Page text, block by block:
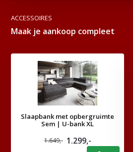
ACCESSOIRES
Maak je aankoop compleet
Slaapbank met opbergruimte
Sem | U-bank XL
1.649,- 1.299,-